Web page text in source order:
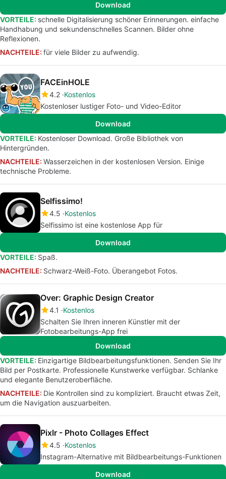
Download
VORTEILE: schnelle Digitalisierung schöner Erinnerungen. einfache
Handhabung und sekundenschnelles Scannen. Bilder ohne
Reflexionen.
NACHTEILE: für viele Bilder zu aufwendig.
FACEinHOLE
4.2 Kostenlos
Kostenloser lustiger Foto- und Video-Editor
Download
VORTEILE: Kostenloser Download. Große Bibliothek von
Hintergründen.
NACHTEILE: Wasserzeichen in der kostenlosen Version. Einige
technische Probleme.
Selfissimo!
4.5 Kostenlos
Selfissimo ist eine kostenlose App für
Download
VORTEILE: Spaß.
NACHTEILE: Schwarz-Weiß-Foto. Überangebot Fotos.
Over: Graphic Design Creator
4.1
Kostenlos
Schalten Sie Ihren inneren Künstler mit der
Fotobearbeitungs-App frei
Download
VORTEILE: Einzigartige Bildbearbeitungsfunktionen. Senden Sie Ihr
Bild per Postkarte. Professionelle Kunstwerke verfügbar. Schlanke
und elegante Benutzeroberfläche.
NACHTEILE: Die Kontrollen sind zu kompliziert. Braucht etwas Zeit,
um die Navigation auszuarbeiten.
Pixlr - Photo Collages Effect
4.5 Kostenlos
Instagram-Alternative mit Bildbearbeitungs-Funktionen
Download